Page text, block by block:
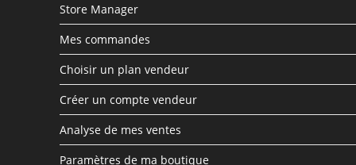
Store Manager
Mes commandes
Choisir un plan vendeur
Créer un compte vendeur
Analyse de mes ventes
Paramètres de ma boutique